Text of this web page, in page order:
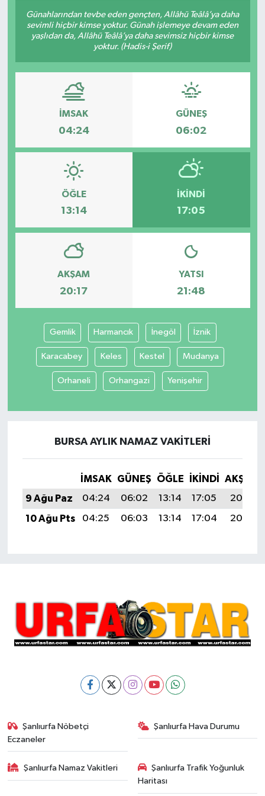
Günahlarından tevbe eden gençten, Allâhü Teâlâ’ya daha
sevimli hiçbir kimse yoktur. Günah işlemeye devam eden
yaşlıdan da, Allâhü Teâlâ’ya daha sevimsiz hiçbir kimse
yoktur. (Hadis-i Şerif)
İMSAK
04:24
GÜNEŞ
06:02
ÖĞLE
13:14
İKINDI
17:05
AKŞAM
20:17
YATSI
21:48
Gemlik Harmancık İnegöl İznik
Karacabey Keles Kestel Mudanya
Orhaneli Orhangazi Yenişehir
BURSA AYLIK NAMAZ VAKITLERI
İMSAK GÜNEŞ ÖĞLE İKINDI
AKŞAM
9 Ağu Paz
04:24 06:02 13:14 17:05
20:17
10 Ağu Pts
04:25 06:03 13:14 17:04 20:16
Şanlıurfa Nöbetçi
Eczaneler
Şanlıurfa Hava Durumu
Şanlıurfa Namaz Vakitleri
Şanlıurfa Trafik Yoğunluk
Haritası